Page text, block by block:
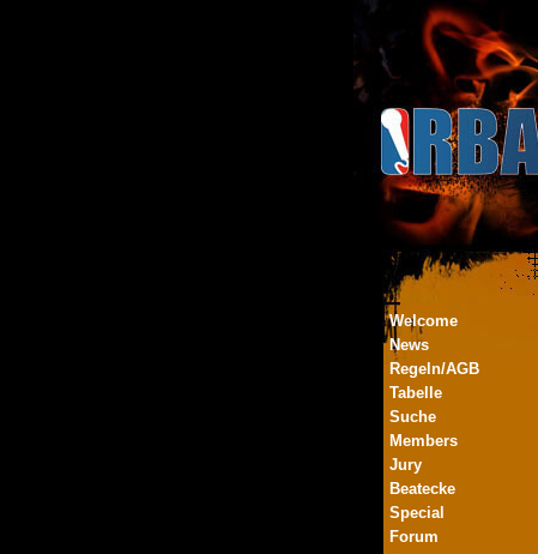
Welcome
News
Regeln/AGB
Tabelle
Suche
Members
Jury
Beatecke
Special
Forum